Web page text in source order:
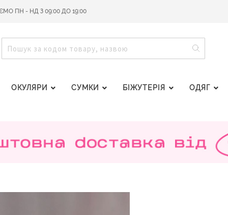
ПН - НД З 09:00 ДО 19:00
ОКУЛЯРИ СУМКИ БІЖУТЕРІЯ ОДЯГ